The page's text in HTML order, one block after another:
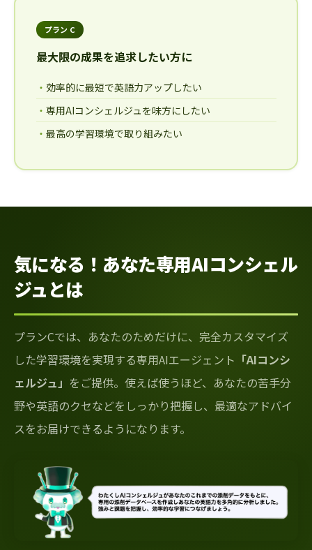
プラン C
最大限の成果を追求したい方に
効率的に最短で英語力アップしたい
専用AIコンシェルジュを味方にしたい
最高の学習環境で取り組みたい
気になる！あなた専用AIコンシェル
ジュとは
プランCでは、あなたのためだけに、完全カスタマイズ
した学習環境を実現する専用AIエージェント 「AIコンシ
ェルジュ」 をご提供。使えば使うほど、あなたの苦手分
野や英語のクセなどをしっかり把握し、最適なアドバイ
スをお届けできるようになります。